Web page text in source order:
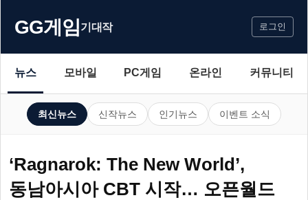
GG게임기대작 로그인
뉴스 모바일 PC게임 온라인 커뮤니티
최신뉴스 신작뉴스 인기뉴스 이벤트 소식
‘Ragnarok: The New World’,
동남아시아 CBT 시작… 오픈월드